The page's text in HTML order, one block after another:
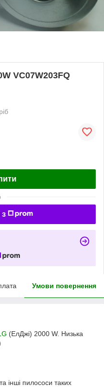
VC07W203FQ
з
Умови повернення
(ЕлДжі) 2000 W. Низька
інші пилососи таких